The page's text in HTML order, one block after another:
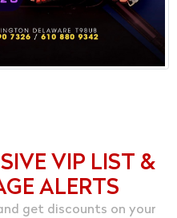
VIP LIST &
ALERTS
get discounts on your